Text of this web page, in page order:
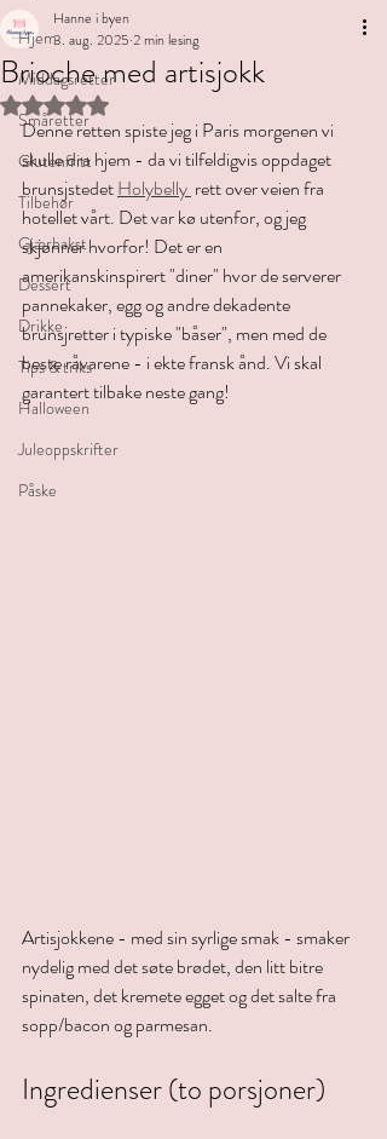
Hjem
Middagsretter
Småretter
Glutenfritt
Tilbehør
Gjærbakst
Dessert
Drikke
Tips & triks
Halloween
Juleoppskrifter
Påske
Brioche med artisjokk
Hanne i byen
3. aug. 2025 2 min lesing
Gitt NaN av 5 stjerner.
Denne retten spiste jeg i Paris morgenen vi
skulle dra hjem - da vi tilfeldigvis oppdaget
brunsjstedet Holybelly rett over veien fra
hotellet vårt. Det var kø utenfor, og jeg
skjønner hvorfor! Det er en
amerikanskinspirert "diner" hvor de serverer
pannekaker, egg og andre dekadente
brunsjretter i typiske "båser", men med de
beste råvarene - i ekte fransk ånd. Vi skal
garantert tilbake neste gang!
Artisjokkene - med sin syrlige smak - smaker
nydelig med det søte brødet, den litt bitre
spinaten, det kremete egget og det salte fra
sopp/bacon og parmesan.
Ingredienser (to porsjoner)